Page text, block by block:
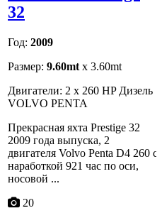
32
Год: 2009
Размер: 9.60mt x 3.60mt
Двигатели: 2 x 260 HP Дизель
VOLVO PENTA
Прекрасная яхта Prestige 32
2009 года выпуска, 2
двигателя Volvo Penta D4 260 с
наработкой 921 час по оси,
носовой ...
20